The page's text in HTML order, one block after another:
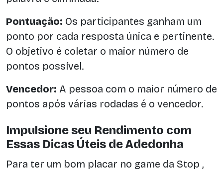
Pontuação: Os participantes ganham um
ponto por cada resposta única e pertinente.
O objetivo é coletar o maior número de
pontos possível.
Vencedor: A pessoa com o maior número de
pontos após várias rodadas é o vencedor.
Impulsione seu Rendimento com
Essas Dicas Úteis de Adedonha
Para ter um bom placar no game da Stop ,